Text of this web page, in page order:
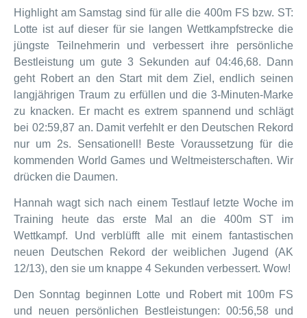
Highlight am Samstag sind für alle die 400m FS bzw. ST:
Lotte ist auf dieser für sie langen Wettkampfstrecke die
jüngste Teilnehmerin und verbessert ihre persönliche
Bestleistung um gute 3 Sekunden auf 04:46,68. Dann
geht Robert an den Start mit dem Ziel, endlich seinen
langjährigen Traum zu erfüllen und die 3-Minuten-Marke
zu knacken. Er macht es extrem spannend und schlägt
bei 02:59,87 an. Damit verfehlt er den Deutschen Rekord
nur um 2s. Sensationell! Beste Voraussetzung für die
kommenden World Games und Weltmeisterschaften. Wir
drücken die Daumen.
Hannah wagt sich nach einem Testlauf letzte Woche im
Training heute das erste Mal an die 400m ST im
Wettkampf. Und verblüfft alle mit einem fantastischen
neuen Deutschen Rekord der weiblichen Jugend (AK
12/13), den sie um knappe 4 Sekunden verbessert. Wow!
Den Sonntag beginnen Lotte und Robert mit 100m FS
und neuen persönlichen Bestleistungen: 00:56,58 und